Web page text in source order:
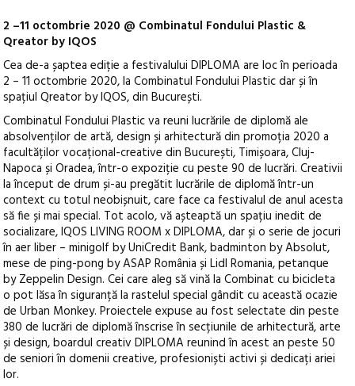
2 –11 octombrie 2020 @ Combinatul Fondului Plastic &
Qreator by IQOS
Cea de-a șaptea ediție a festivalului DIPLOMA are loc în perioada
2 – 11 octombrie 2020, la Combinatul Fondului Plastic dar și în
spațiul Qreator by IQOS, din București.
Combinatul Fondului Plastic va reuni lucrările de diplomă ale
absolvenților de artă, design și arhitectură din promoția 2020 a
facultăților vocațional-creative din București, Timișoara, Cluj-
Napoca și Oradea, într-o expoziție cu peste 90 de lucrări. Creativii
la început de drum și-au pregătit lucrările de diplomă într-un
context cu totul neobișnuit, care face ca festivalul de anul acesta
să fie și mai special. Tot acolo, vă așteaptă un spațiu inedit de
socializare, IQOS LIVING ROOM x DIPLOMA, dar și o serie de jocuri
în aer liber – minigolf by UniCredit Bank, badminton by Absolut,
mese de ping-pong by ASAP România și Lidl Romania, petanque
by Zeppelin Design. Cei care aleg să vină la Combinat cu bicicleta
o pot lăsa în siguranță la rastelul special gândit cu această ocazie
de Urban Monkey. Proiectele expuse au fost selectate din peste
380 de lucrări de diplomă înscrise în secțiunile de arhitectură, arte
și design, boardul creativ DIPLOMA reunind în acest an peste 50
de seniori în domenii creative, profesioniști activi și dedicați ariei
lor.